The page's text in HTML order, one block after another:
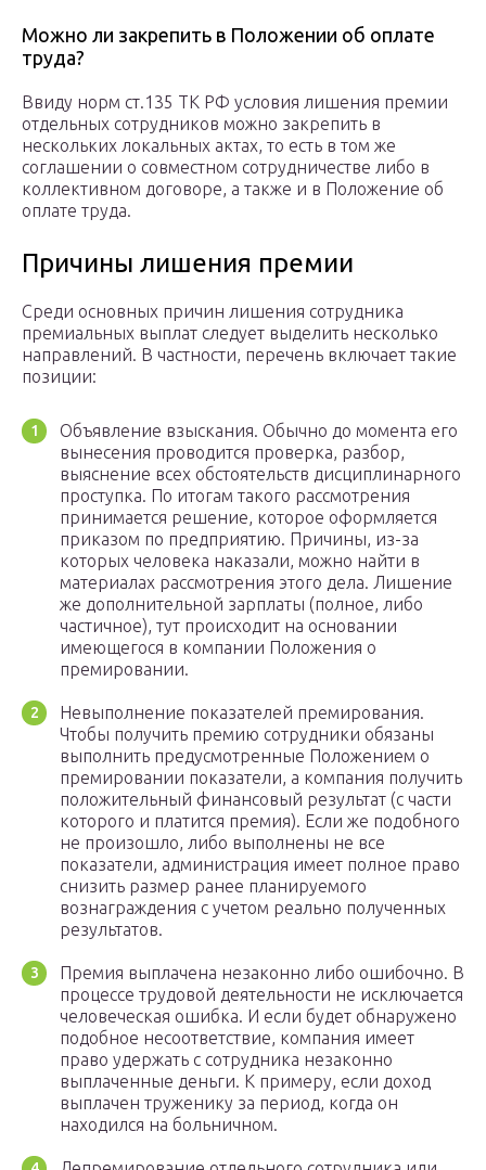
Можно ли закрепить в Положении об оплате
труда?
Ввиду норм ст.135 ТК РФ условия лишения премии
отдельных сотрудников можно закрепить в
нескольких локальных актах, то есть в том же
соглашении о совместном сотрудничестве либо в
коллективном договоре, а также и в Положение об
оплате труда.
Причины лишения премии
Среди основных причин лишения сотрудника
премиальных выплат следует выделить несколько
направлений. В частности, перечень включает такие
позиции:
Объявление взыскания. Обычно до момента его
вынесения проводится проверка, разбор,
выяснение всех обстоятельств дисциплинарного
проступка. По итогам такого рассмотрения
принимается решение, которое оформляется
приказом по предприятию. Причины, из-за
которых человека наказали, можно найти в
материалах рассмотрения этого дела. Лишение
же дополнительной зарплаты (полное, либо
частичное), тут происходит на основании
имеющегося в компании Положения о
премировании.
Невыполнение показателей премирования.
Чтобы получить премию сотрудники обязаны
выполнить предусмотренные Положением о
премировании показатели, а компания получить
положительный финансовый результат (с части
которого и платится премия). Если же подобного
не произошло, либо выполнены не все
показатели, администрация имеет полное право
снизить размер ранее планируемого
вознаграждения с учетом реально полученных
результатов.
Премия выплачена незаконно либо ошибочно. В
процессе трудовой деятельности не исключается
человеческая ошибка. И если будет обнаружено
подобное несоответствие, компания имеет
право удержать с сотрудника незаконно
выплаченные деньги. К примеру, если доход
выплачен труженику за период, когда он
находился на больничном.